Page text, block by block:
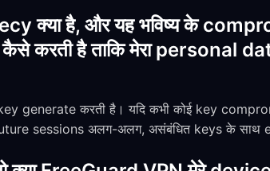
क्या है, और यह भविष्य के
कैसे करती है ताकि मेरा
generate करती है। यदि कभी कोई key
sessions अलग-अलग, असंबंधित keys के साथ